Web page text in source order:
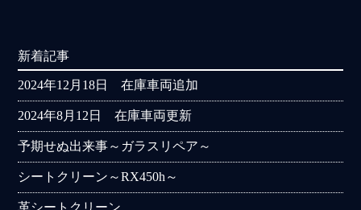
新着記事
2024年12月18日 在庫車両追加
2024年8月12日 在庫車両更新
予期せぬ出来事～ガラスリペア～
シートクリーン～RX450h～
革シートクリーン